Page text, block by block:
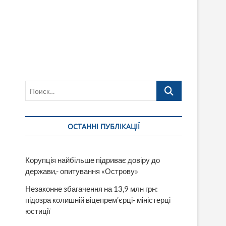
Поиск…
ОСТАННІ ПУБЛІКАЦІЇ
Корупція найбільше підриває довіру до
держави,- опитування «Острову»
Незаконне збагачення на 13,9 млн грн:
підозра колишній віцепрем’єрці- міністерці
юстиції